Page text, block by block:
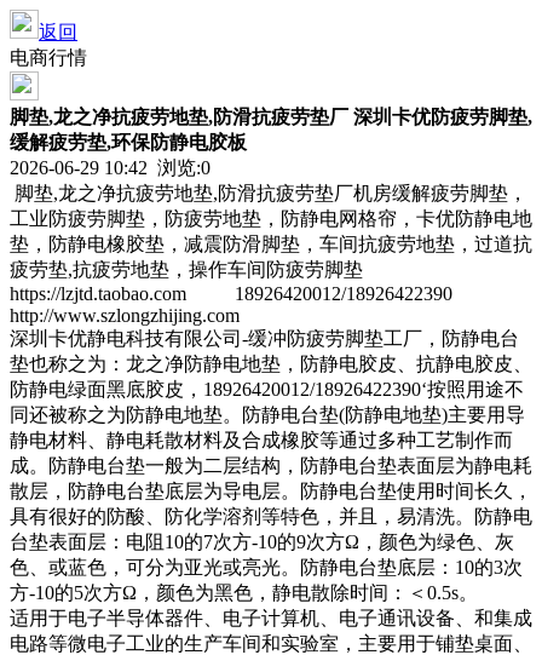
返回
电商行情
脚垫,龙之净抗疲劳地垫,防滑抗疲劳垫厂 深圳卡优防疲劳脚垫,
缓解疲劳垫,环保防静电胶板
2026-06-29 10:42 浏览:0
脚垫,龙之净抗疲劳地垫,防滑抗疲劳垫厂机房缓解疲劳脚垫，
工业防疲劳脚垫，防疲劳地垫，防静电网格帘，卡优防静电地
垫，防静电橡胶垫，减震防滑脚垫，车间抗疲劳地垫，过道抗
疲劳垫,抗疲劳地垫，操作车间防疲劳脚垫
https://lzjtd.taobao.com 18926420012/18926422390
http://www.szlongzhijing.com
深圳卡优静电科技有限公司-缓冲防疲劳脚垫工厂，防静电台
垫也称之为：龙之净防静电地垫，防静电胶皮、抗静电胶皮、
防静电绿面黑底胶皮，18926420012/18926422390‘按照用途不
同还被称之为防静电地垫。防静电台垫(防静电地垫)主要用导
静电材料、静电耗散材料及合成橡胶等通过多种工艺制作而
成。防静电台垫一般为二层结构，防静电台垫表面层为静电耗
散层，防静电台垫底层为导电层。防静电台垫使用时间长久，
具有很好的防酸、防化学溶剂等特色，并且，易清洗。防静电
台垫表面层：电阻10的7次方-10的9次方Ω，颜色为绿色、灰
色、或蓝色，可分为亚光或亮光。防静电台垫底层：10的3次
方-10的5次方Ω，颜色为黑色，静电散除时间：＜0.5s。
适用于电子半导体器件、电子计算机、电子通讯设备、和集成
电路等微电子工业的生产车间和实验室，主要用于铺垫桌面、